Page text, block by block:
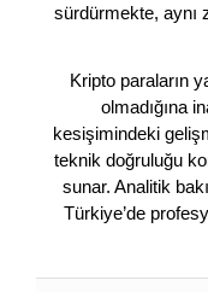
sürdürmekte, aynı
Kripto paraların
olmadığına
kesişimindeki
teknik doğruluğu
sunar. Analitik
Türkiye’de